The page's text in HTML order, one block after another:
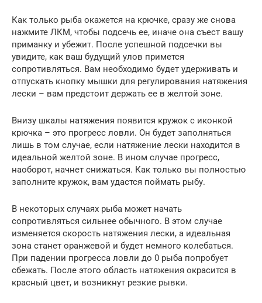
Как только рыба окажется на крючке, сразу же снова
нажмите ЛКМ, чтобы подсечь ее, иначе она съест вашу
приманку и убежит. После успешной подсечки вы
увидите, как ваш будущий улов примется
сопротивляться. Вам необходимо будет удерживать и
отпускать кнопку мышки для регулирования натяжения
лески – вам предстоит держать ее в желтой зоне.
Внизу шкалы натяжения появится кружок с иконкой
крючка – это прогресс ловли. Он будет заполняться
лишь в том случае, если натяжение лески находится в
идеальной желтой зоне. В ином случае прогресс,
наоборот, начнет снижаться. Как только вы полностью
заполните кружок, вам удастся поймать рыбу.
В некоторых случаях рыба может начать
сопротивляться сильнее обычного. В этом случае
изменяется скорость натяжения лески, а идеальная
зона станет оранжевой и будет немного колебаться.
При падении прогресса ловли до 0 рыба попробует
сбежать. После этого область натяжения окрасится в
красный цвет, и возникнут резкие рывки.